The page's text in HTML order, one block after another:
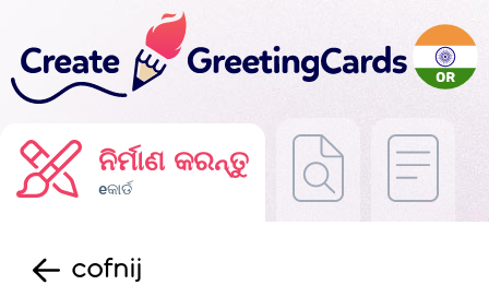
ନିର୍ମାଣ କରନ୍ତୁ
eକାର୍ଡ
cofnij